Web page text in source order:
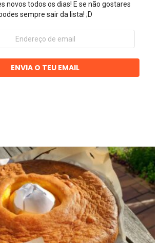
novos todos os dias! E se não gostares
sempre sair da lista! ;D
ENVIA O TEU EMAIL